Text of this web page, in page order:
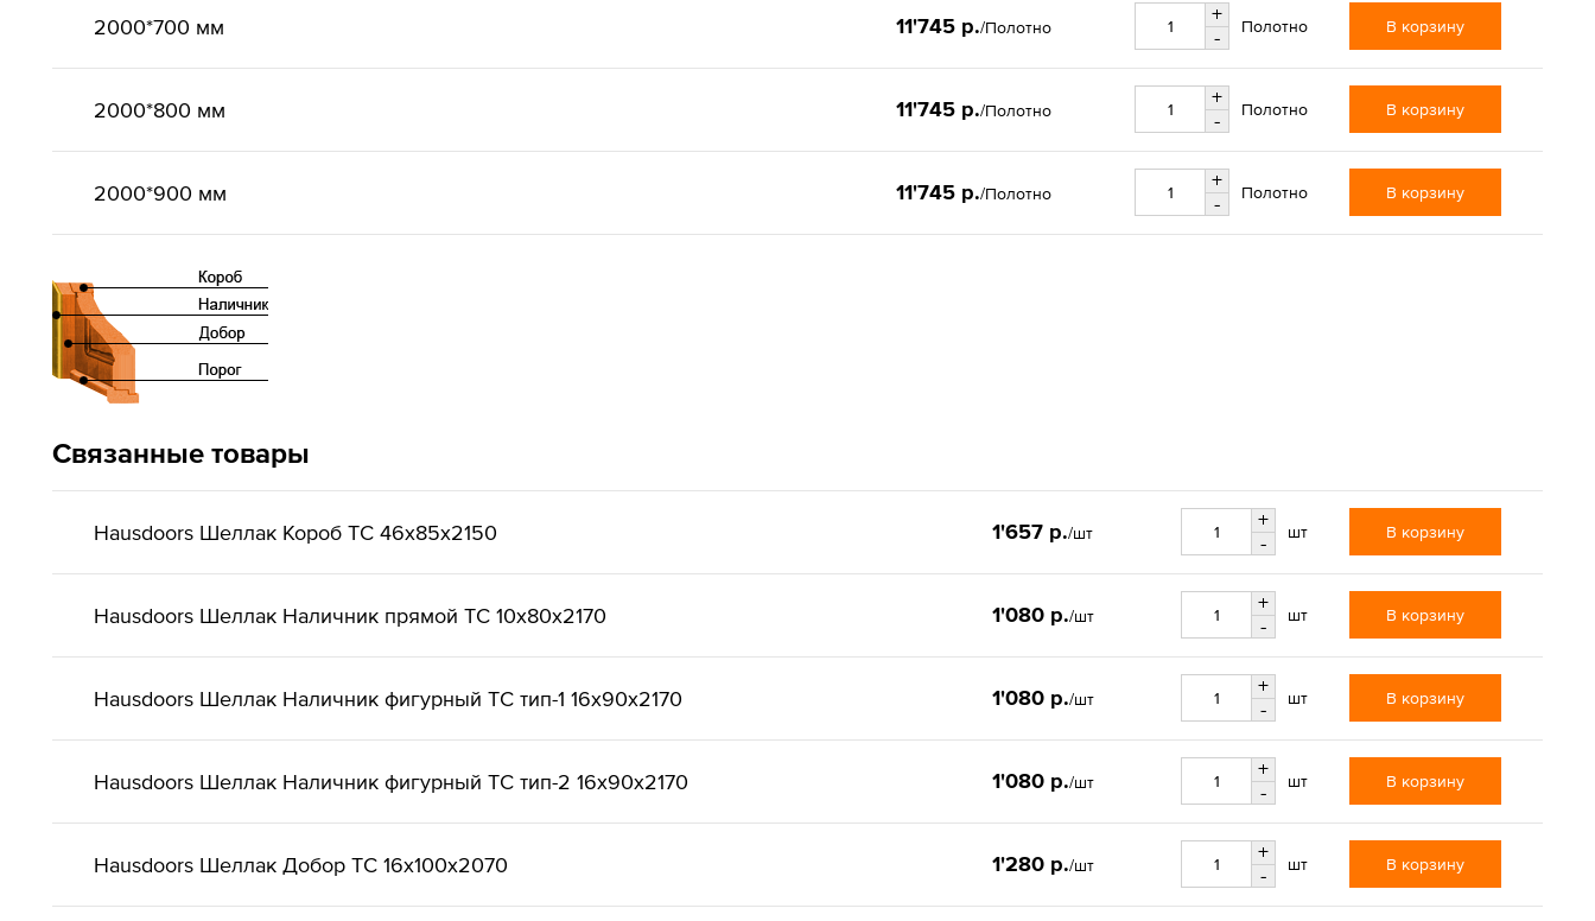
2000*700 мм 11'745 р./Полотно
+
-
Полотно В корзину
2000*800 мм 11'745 р./Полотно
+
-
Полотно В корзину
2000*900 мм 11'745 р./Полотно
+
-
Полотно В корзину
Связанные товары
Hausdoors Шеллак Короб ТС 46x85x2150 1'657 р./шт
+
-
шт В корзину
Hausdoors Шеллак Наличник прямой ТС 10x80x2170 1'080 р./шт
+
-
шт В корзину
Hausdoors Шеллак Наличник фигурный ТС тип-1 16x90x2170 1'080 р./шт
+
-
шт В корзину
Hausdoors Шеллак Наличник фигурный ТС тип-2 16x90x2170 1'080 р./шт
+
-
шт В корзину
Hausdoors Шеллак Добор ТС 16x100x2070 1'280 р./шт
+
-
шт В корзину